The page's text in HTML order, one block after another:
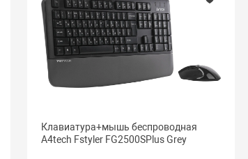
Клавиатура+мышь беспроводная
A4tech Fstyler FG2500SPlus Grey